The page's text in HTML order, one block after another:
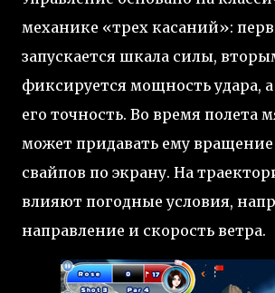
механике «трех касаний»:
запускается шкала силы,
фиксируется мощность удара,
его точность. Во время полета
может придавать ему
свайпов по экрану. На
влияют погодные условия,
направление и скорость ветра.